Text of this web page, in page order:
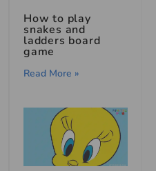
How to play
snakes and
ladders board
game
Read More »